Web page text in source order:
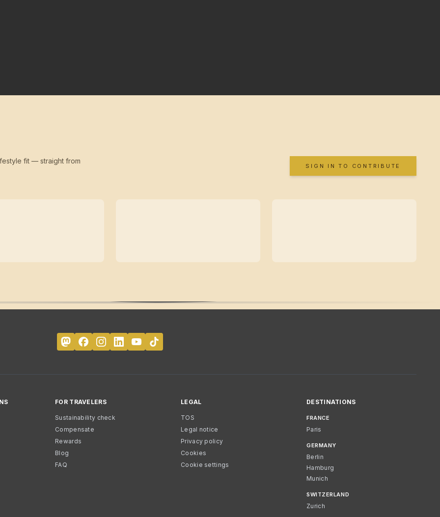
fit — straight from
SIGN IN TO CONTRIBUTE
FOR TRAVELERS
Sustainability check
Compensate
Rewards
Blog
FAQ
LEGAL
TOS
Legal notice
Privacy policy
Cookies
Cookie settings
DESTINATIONS
FRANCE
Paris
GERMANY
Berlin
Hamburg
Munich
SWITZERLAND
Zurich